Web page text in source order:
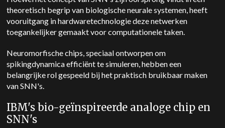
theoretisch begrip van biologische neurale systemen, heeft
vooruitgang in hardwaretechnologie deze netwerken
toegankelijker gemaakt voor computationele taken.
Neuromorfische chips, speciaal ontworpen om
spikingdynamica efficiënt te simuleren, hebben een
belangrijke rol gespeeld bij het praktisch bruikbaar maken
van SNN's.
IBM's bio-geïnspireerde analoge chip en
SNN's